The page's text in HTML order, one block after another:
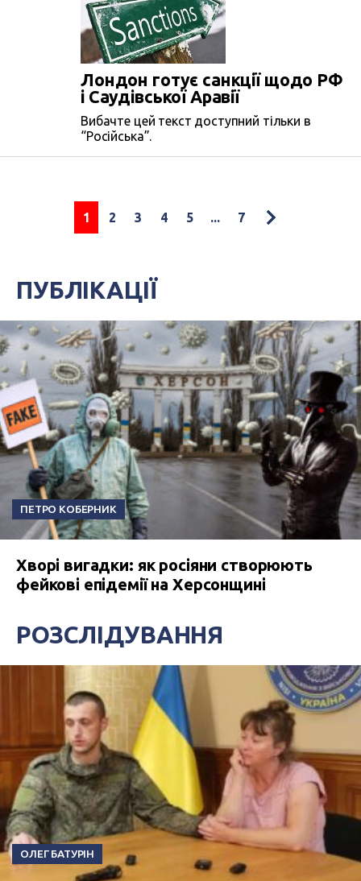
Лондон готує санкції щодо РФ
і Саудівської Аравії
Вибачте цей текст доступний тільки в
“Російська”.
1 2 3 4 5 ... 7
ПУБЛІКАЦІЇ
ПЕТРО КОБЕРНИК
Хворі вигадки: як росіяни створюють
фейкові епідемії на Херсонщині
РОЗСЛІДУВАННЯ
ОЛЕГ БАТУРІН